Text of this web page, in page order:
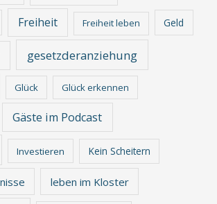
Freiheit Freiheit leben Geld
gesetzderanziehung
Glück Glück erkennen
Gäste im Podcast
Investieren Kein Scheitern
leben im Kloster